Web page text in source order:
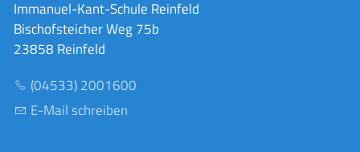
Immanuel-Kant-Schule Reinfeld
Bischofsteicher Weg 75b
23858 Reinfeld
(04533) 2001600
E-Mail schreiben